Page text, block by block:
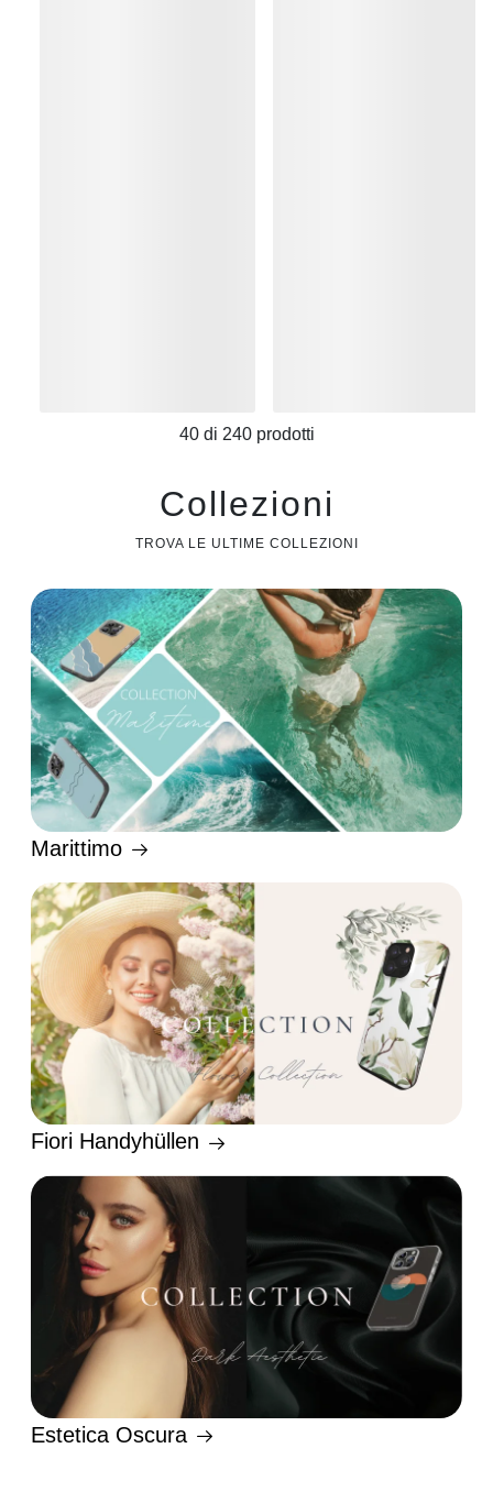
40di 240prodotti
Collezioni
TROVA LE ULTIME COLLEZIONI
Marittimo
Fiori Handyhüllen
Estetica Oscura